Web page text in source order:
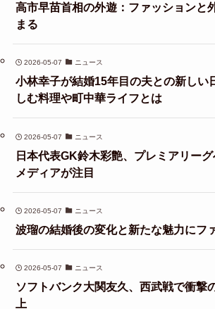
高市早苗首相の外遊：ファッションと
まる
2026-05-07 ニュース
小林幸子が結婚15年目の夫との新しい
しむ料理や町中華ライフとは
2026-05-07 ニュース
日本代表GK鈴木彩艶、プレミアリー
メディアが注目
2026-05-07 ニュース
波瑠の結婚後の変化と新たな魅力にフ
2026-05-07 ニュース
ソフトバンク大関友久、西武戦で衝撃
上